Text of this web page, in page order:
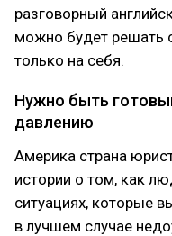
разговорный
можно будет решать
только на себя.
Нужно быть
давлению
Америка страна
истории о том, как
ситуациях, которые
в лучшем случае